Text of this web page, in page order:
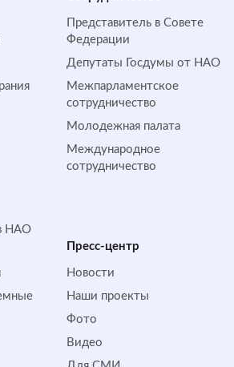
НАО
Представитель в Совете
Федерации
Депутаты Госдумы от НАО
Межпарламентское
сотрудничество
Молодежная палата
Международное
сотрудничество
Пресс-центр
Новости
Наши проекты
Фото
Видео